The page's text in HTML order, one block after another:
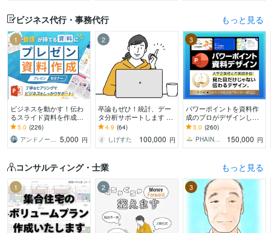
ビジネス代行・事務代行 もっと見る
1
ビジネスを動かす！伝わ
るスライド資料を作成し
ます 営業資料・プレゼン
資料・企画書・セミナー
資料のパワポ作成
5.0 (226)
アンドノーツ｜スライドデザイナー 5,000 円
2
卒論もぜひ！統計、デー
タ分析サポートします 卒
論お困りの方！絶対卒業
したい！締切ギリギリで
も対応
4.9 (64)
しげすた
100,000 円
3
パワーポイントを資料作
成のプロがデザインしま
す 大手企業様との取引実
績多数！ビジネスの背中
を押せるデザインを
5.0 (260)
PHAINO DESIGN
150,000 円
コンサルティング・士業 もっと見る
1 2 3